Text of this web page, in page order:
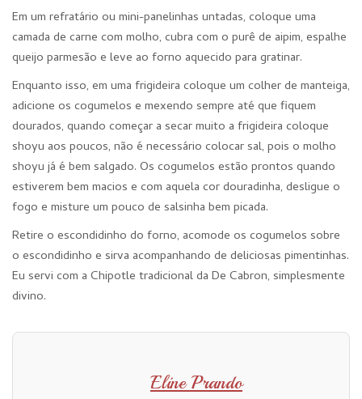
Em um refratário ou mini-panelinhas untadas, coloque uma
camada de carne com molho, cubra com o purê de aipim, espalhe
queijo parmesão e leve ao forno aquecido para gratinar.
Enquanto isso, em uma frigideira coloque um colher de manteiga,
adicione os cogumelos e mexendo sempre até que fiquem
dourados, quando começar a secar muito a frigideira coloque
shoyu aos poucos, não é necessário colocar sal, pois o molho
shoyu já é bem salgado. Os cogumelos estão prontos quando
estiverem bem macios e com aquela cor douradinha, desligue o
fogo e misture um pouco de salsinha bem picada.
Retire o escondidinho do forno, acomode os cogumelos sobre
o escondidinho e sirva acompanhando de deliciosas pimentinhas.
Eu servi com a Chipotle tradicional da De Cabron, simplesmente
divino.
Eline Prando